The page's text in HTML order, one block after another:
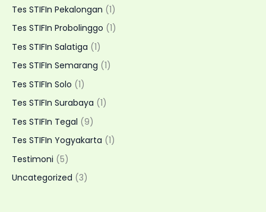
Tes STIFIn Pekalongan (1)
Tes STIFIn Probolinggo (1)
Tes STIFIn Salatiga (1)
Tes STIFIn Semarang (1)
Tes STIFIn Solo (1)
Tes STIFIn Surabaya (1)
Tes STIFIn Tegal (9)
Tes STIFIn Yogyakarta (1)
Testimoni (5)
Uncategorized (3)